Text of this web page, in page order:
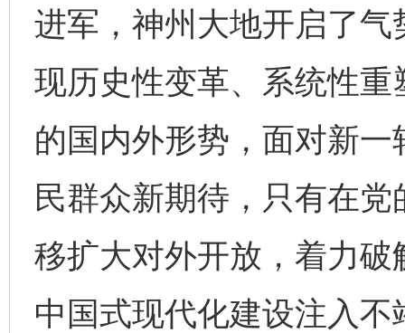
进军，神州大地开启了
现历史性变革、系统性
的国内外形势，面对新
民群众新期待，只有在
移扩大对外开放，着力
中国式现代化建设注入不